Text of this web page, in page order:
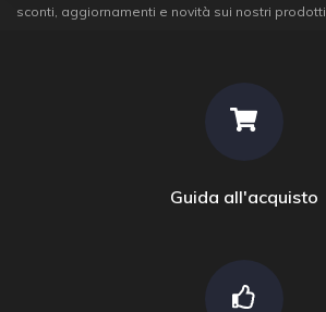
sconti, aggiornamenti e novità sui nostri prodotti.
Guida all'acquisto